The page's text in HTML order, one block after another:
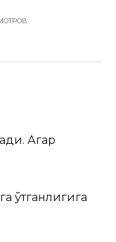
Агар
ўтганлигига